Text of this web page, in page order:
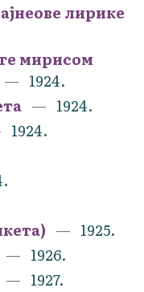
лирике
мирисом
1924.
1924.
1924.
1925.
1926.
1927.